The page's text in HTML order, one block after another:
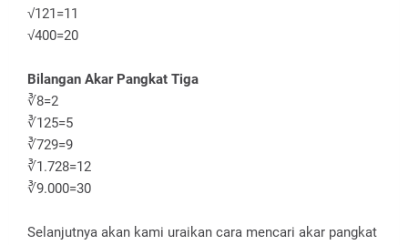
√121=11
√400=20
Bilangan Akar Pangkat Tiga
∛8=2
∛125=5
∛729=9
∛1.728=12
∛9.000=30
Selanjutnya akan kami uraikan cara mencari akar pangkat